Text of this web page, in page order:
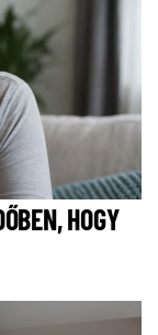
HOGY